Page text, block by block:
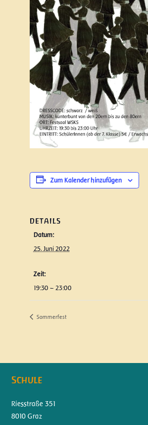
Zum Kalender hinzufügen
DETAILS
Datum:
25. Juni 2022
Zeit:
19:30 – 23:00
Sommerfest
Schule
Riesstraße 351
8010 Graz